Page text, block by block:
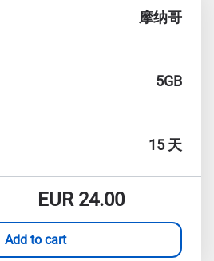
摩纳哥
5GB
15 天
EUR24.00
Add to cart